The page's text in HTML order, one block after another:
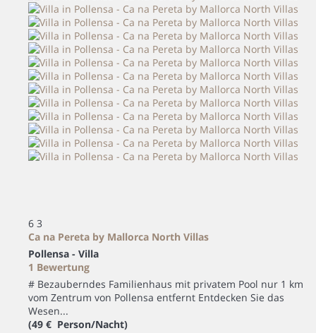
6 3
Ca na Pereta by Mallorca North Villas
Pollensa - Villa
1 Bewertung
# Bezauberndes Familienhaus mit privatem Pool nur 1 km
vom Zentrum von Pollensa entfernt Entdecken Sie das
Wesen...
(49 € Person/Nacht)